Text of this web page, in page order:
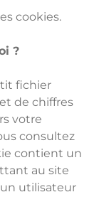
cookies.
?
fichier
de chiffres
votre
consultez
contient un
au site
utilisateur